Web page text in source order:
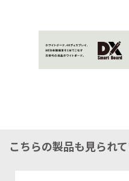
こちらの製品も見られ